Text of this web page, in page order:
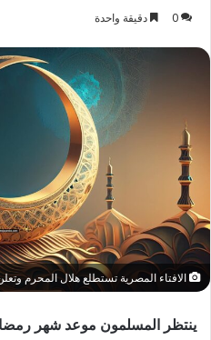
0
دقيقة واحدة
الافتاء المصرية تستطلع هلال المحرم وتعلن